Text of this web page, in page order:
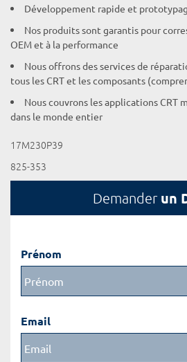
Développement rapide et
Nos produits sont garantis pour
OEM et à la performance
Nous offrons des services de
tous les CRT et les composants
Nous couvrons les applications CRT
dans le monde entier
17M230P39
825-353
Demander un
Prénom
Email